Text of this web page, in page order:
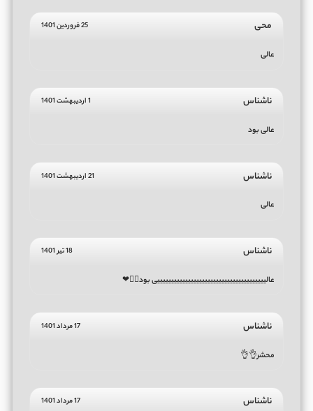
محی 25 فروردین 1401
عالی
ناشناس 1 اردیبهشت 1401
عالی بود
ناشناس 21 اردیبهشت 1401
عالی
ناشناس 18 تیر 1401
عالیییییییییییییییییییییییییییییییییییییییی بود👌🏾❤
ناشناس 17 مرداد 1401
محشر👌👌
ناشناس 17 مرداد 1401